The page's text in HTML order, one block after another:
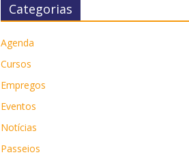
Categorias
Agenda
Cursos
Empregos
Eventos
Notícias
Passeios